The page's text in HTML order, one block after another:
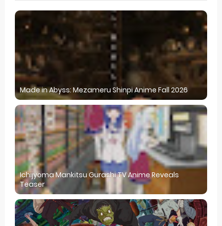
Made in Abyss: Mezameru Shinpi Anime Fall 2026
Ichijyoma Mankitsu Gurashi TV Anime Reveals
Teaser